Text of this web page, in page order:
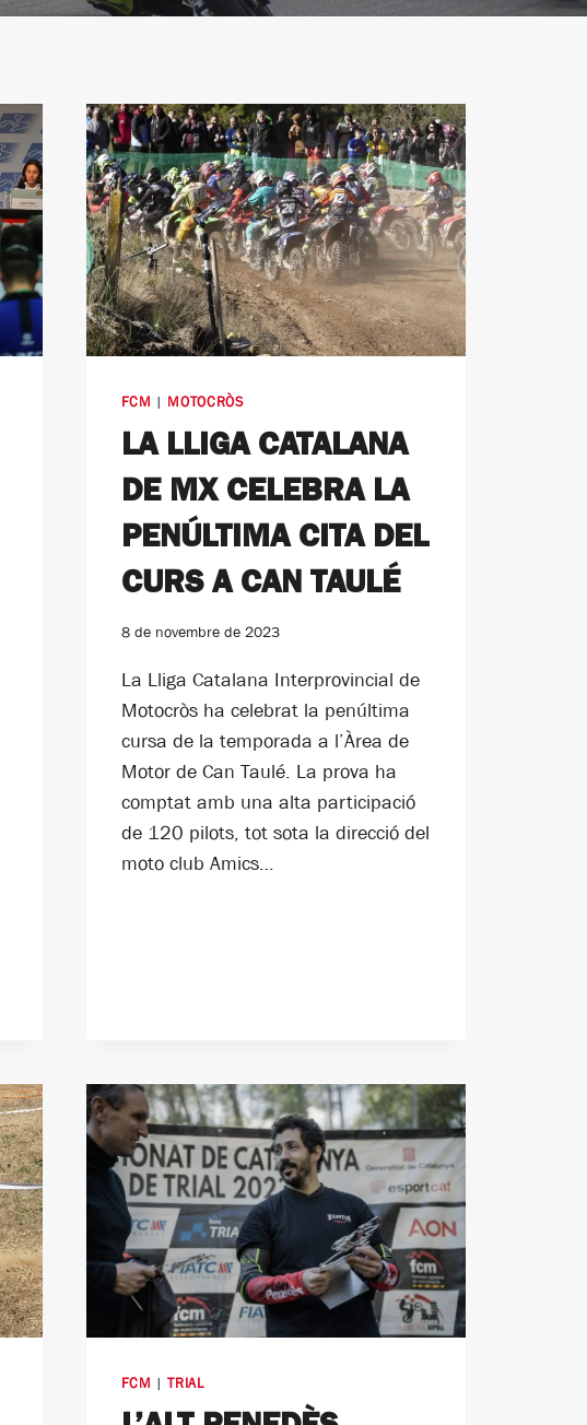
FCM | MOTOCRÒS
LA LLIGA CATALANA
DE MX CELEBRA LA
PENÚLTIMA CITA DEL
CURS A CAN TAULÉ
8 de novembre de 2023
La Lliga Catalana Interprovincial de
Motocròs ha celebrat la penúltima
cursa de la temporada a l’Àrea de
Motor de Can Taulé. La prova ha
comptat amb una alta participació
de 120 pilots, tot sota la direcció del
moto club Amics…
FCM |TRIAL